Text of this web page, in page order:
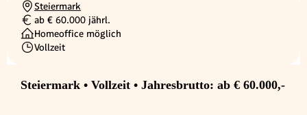
Ortschaft
Steiermark
Gehalt
ab € 60.000 jährl.
Homeoffice möglich
Beschäftigungsart
Vollzeit
Steiermark • Vollzeit • Jahresbrutto: ab € 60.000,-